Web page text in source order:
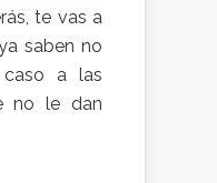
te vas a
saben no
caso a las
no le dan